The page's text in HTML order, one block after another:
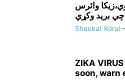
وائرس
بريد وکړي
Shaukat Korai -
ZIKA
soon, warn